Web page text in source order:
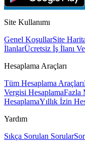
Site Kullanımı
Genel KoşullarSite
İlanlarÜcretsiz İş İlanı
Hesaplama Araçları
Tüm Hesaplama Araçları
Vergisi HesaplamaFazla
HesaplamaYıllık İzin
Yardım
Sıkça Sorulan Sorular